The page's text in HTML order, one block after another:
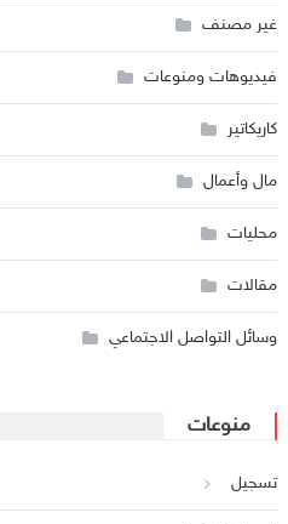
غير مصنف
فيديوهات ومنوعات
كاريكاتير
مال وأعمال
محليات
مقالات
وسائل التواصل الاجتماعي
منوعات
تسجيل